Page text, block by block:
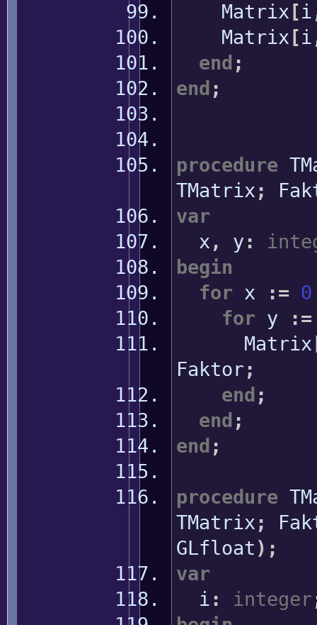
Matrix [i
Matrix [i
end ;
end ;
procedure
TMatrix ;
var
x , y :
begin
for x := 0
for y :=
Matrix
Faktor;
end ;
end ;
end ;
procedure
TMatrix ;
GLfloat) ;
var
i : integer